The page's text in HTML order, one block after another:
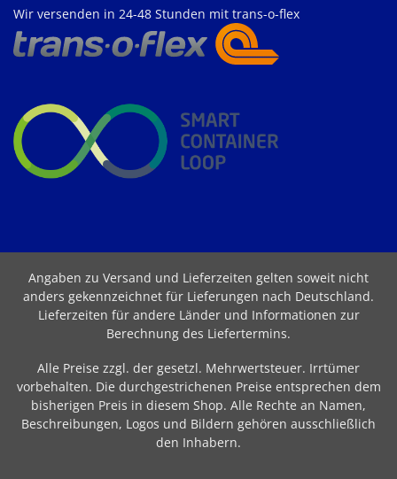
Wir versenden in 24-48 Stunden mit trans-o-flex
Angaben zu Versand und Lieferzeiten gelten soweit nicht
anders gekennzeichnet für Lieferungen nach Deutschland.
Lieferzeiten für andere Länder und Informationen zur
Berechnung des Liefertermins.
Alle Preise zzgl. der gesetzl. Mehrwertsteuer. Irrtümer
vorbehalten. Die durchgestrichenen Preise entsprechen dem
bisherigen Preis in diesem Shop. Alle Rechte an Namen,
Beschreibungen, Logos und Bildern gehören ausschließlich
den Inhabern.